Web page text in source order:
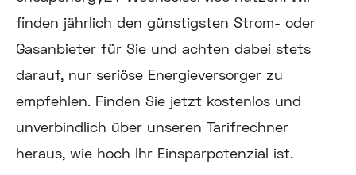
finden jährlich den günstigsten Strom- oder
Gasanbieter für Sie und achten dabei stets
darauf, nur seriöse Energieversorger zu
empfehlen. Finden Sie jetzt kostenlos und
unverbindlich über unseren Tarifrechner
heraus, wie hoch Ihr Einsparpotenzial ist.